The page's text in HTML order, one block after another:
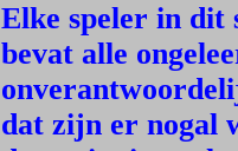
Elke speler in dit
bevat alle
dat zijn er nogal